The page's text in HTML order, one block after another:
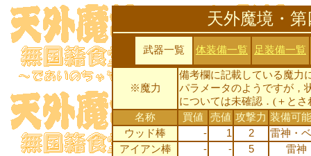
天外魔境・
武器一覧 体装備一覧 足装備一覧
※魔力
備考欄に記載している魔力
パラメータのようですが，
については未確認．(＋と
名称
買値 売値 攻撃力 装備可
ウッド棒
- 1 2
雷神・
アイアン棒
- - 5
雷神